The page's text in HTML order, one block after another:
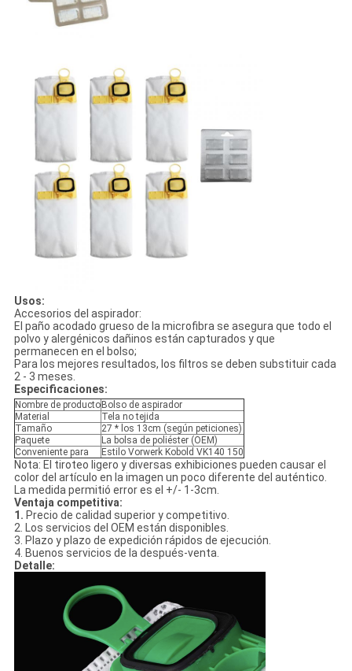
Usos:
Accesorios del aspirador:
El paño acodado grueso de la microfibra se asegura que todo el
polvo y alergénicos dañinos están capturados y que
permanecen en el bolso;
Para los mejores resultados, los filtros se deben substituir cada
2 - 3 meses.
Especificaciones:
Nombre de producto Bolso de aspirador
Material
Tela no tejida
Tamaño
27 * los 13cm (según peticiones)
Paquete
La bolsa de poliéster (OEM)
Conveniente para
Estilo Vorwerk Kobold VK140 150
Nota: El tiroteo ligero y diversas exhibiciones pueden causar el
color del artículo en la imagen un poco diferente del auténtico.
La medida permitió error es el +/- 1-3cm.
Ventaja competitiva:
1. Precio de calidad superior y competitivo.
2. Los servicios del OEM están disponibles.
3. Plazo y plazo de expedición rápidos de ejecución.
4. Buenos servicios de la después-venta.
Detalle: